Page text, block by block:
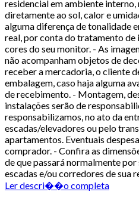
residencial em ambiente
diretamente ao sol, calor e
alguma diferença de tonalidade
real, por conta do tratamento de
cores do seu monitor. - As
não acompanham objetos de
receber a mercadoria, o cliente
embalagem, caso haja alguma
de recebimento. - Montagem,
instalações serão de
responsabilizamos, no ato da
escadas/elevadores ou pelo
apartamentos. Eventuais
comprador. - Confira as
de que passará normalmente
escadas e/ou corredores de sua
Ler descri��o completa